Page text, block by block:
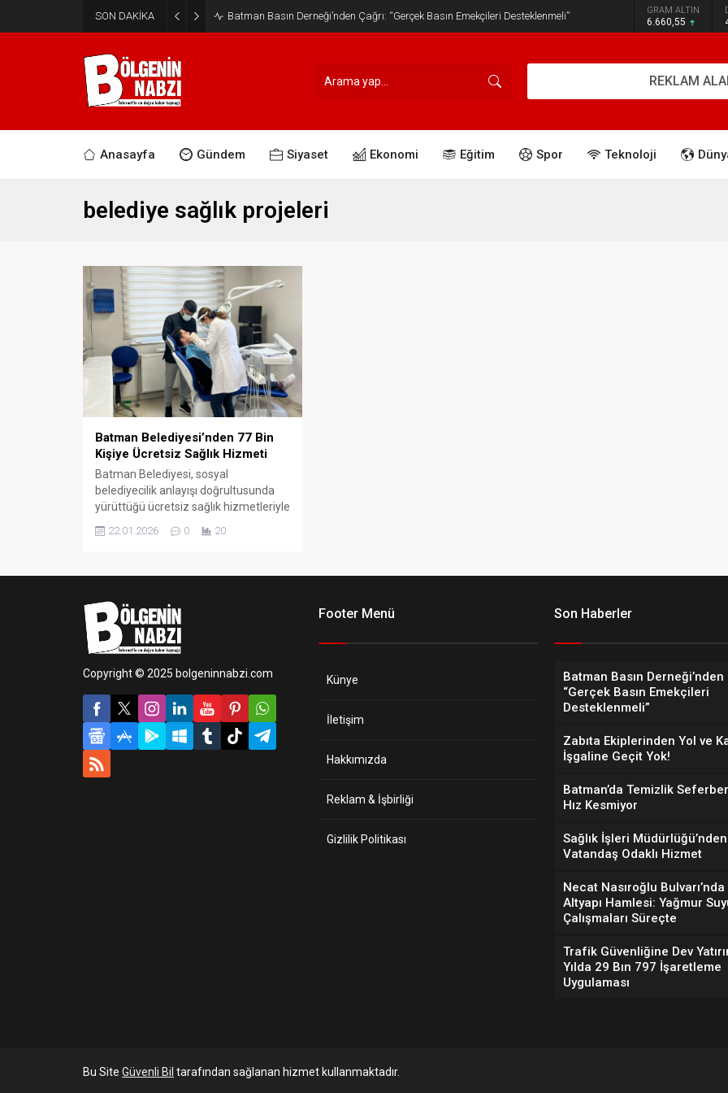
SON DAKİKA Batman Basın Derneği’nden Çağrı: “Gerçek Basın Emekçileri Desteklenmeli” GRAM ALTIN
6.660,55
REKLAM
Anasayfa Gündem Siyaset Ekonomi Eğitim Spor Teknoloji
belediye sağlık projeleri
Batman Belediyesi’nden 77 Bin
Kişiye Ücretsiz Sağlık Hizmeti
Batman Belediyesi, sosyal
belediyecilik anlayışı doğrultusunda
yürüttüğü ücretsiz sağlık hizmetleriyle
kent genelinde önemli bir ihtiyaca
karşılık vermeye devam ediyor.
22.01.2026 0 20
Copyright © 2025 bolgeninnabzi.com
Footer Menü
Künye
İletişim
Hakkımızda
Reklam & İşbirliği
Gizlilik Politikası
Son Haberler
Batman Basın Derneği’nden
“Gerçek Basın Emekçileri
Desteklenmeli”
Zabıta Ekiplerinden Yol ve
İşgaline Geçit Yok!
Batman’da Temizlik
Hız Kesmiyor
Sağlık İşleri Müdürlüğü’nden
Vatandaş Odaklı Hizmet
Necat Nasıroğlu Bulvarı’nda
Altyapı Hamlesi: Yağmur
Çalışmaları Süreçte
Trafik Güvenliğine Dev
Yılda 29 Bın 797 İşaretleme
Uygulaması
Bu Site Güvenli Bil tarafından sağlanan hizmet kullanmaktadır.